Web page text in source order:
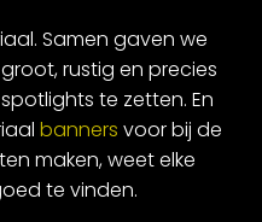
Samen gaven we
rustig en precies
te zetten. En
banners voor bij de
maken, weet elke
te vinden.